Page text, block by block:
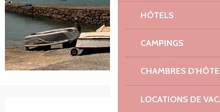
HÔTELS
CAMPINGS
CHAMBRES
LOCATIONS DE